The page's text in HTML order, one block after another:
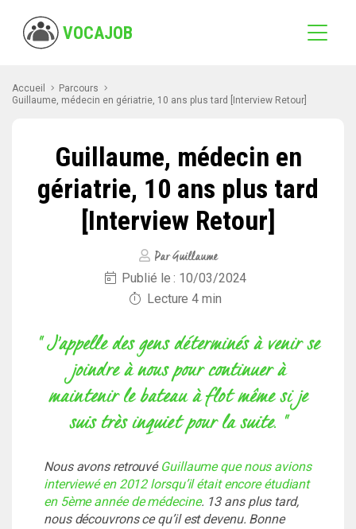
VOCAJOB
Accueil
Parcours
Guillaume, médecin en gériatrie, 10 ans plus tard [Interview Retour]
Guillaume, médecin en
gériatrie, 10 ans plus tard
[Interview Retour]
Par Guillaume
Publié le : 10/03/2024
Lecture 4 min
" J’appelle des gens déterminés à venir se
joindre à nous pour continuer à
maintenir le bateau à flot même si je
suis très inquiet pour la suite. "
Nous avons retrouvé Guillaume que nous avions
interviewé en 2012 lorsqu’il était encore étudiant
en 5ème année de médecine. 13 ans plus tard,
nous découvrons ce qu’il est devenu. Bonne